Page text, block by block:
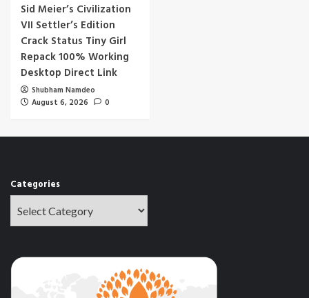
Sid Meier’s Civilization
VII Settler’s Edition
Crack Status Tiny Girl
Repack 100% Working
Desktop Direct Link
Shubham Namdeo
August 6, 2026
0
Categories